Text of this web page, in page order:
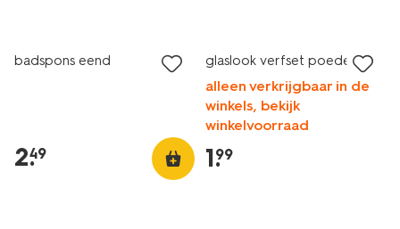
badspons eend
2.
49
glaslook verfset poedel
alleen verkrijgbaar in de
winkels, bekijk
winkelvoorraad
1.
99